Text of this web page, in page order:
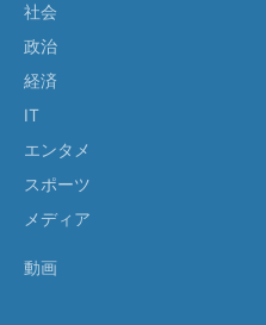
社会
政治
経済
IT
エンタメ
スポーツ
メディア
動画